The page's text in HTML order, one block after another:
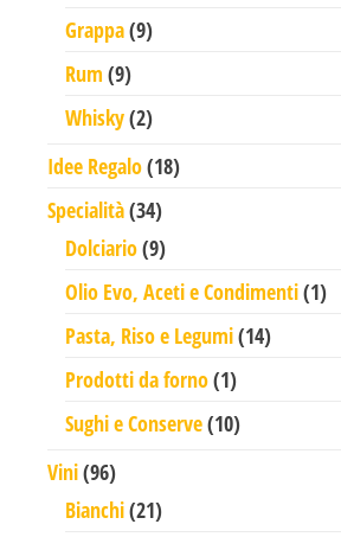
Grappa 99 prodotti
Rum 99 prodotti
Whisky 22 prodotti
Idee Regalo 1818 prodotti
Specialità 3434 prodotti
Dolciario 99 prodotti
Olio Evo, Aceti e Condimenti 11
Pasta, Riso e Legumi 1414 prodotti
Prodotti da forno 11 prodotto
Sughi e Conserve 1010 prodotti
Vini 9696 prodotti
Bianchi 2121 prodotti